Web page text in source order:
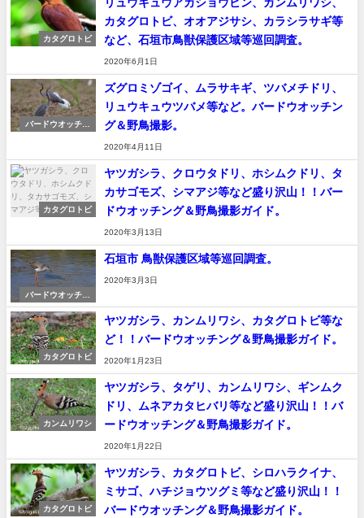
カタグロトビ
リュウキュウアカショウビン、カンムリワシ、
カタグロトビ、オオアジサシ、カラシラサギ等
など、石垣市鳥獣保護区域等巡回調査。
2020年6月1日
バードウオッチン
ズグロミゾゴイ、ムラサキギ、ツバメチドリ、
リュウキュウツバメ等など。バードウオッチン
グ＆野鳥撮影。
2020年4月11日
カタグロトビ
ヤツガシラ、クロウタドリ、ホシムクドリ、タ
カサゴモズ、シマアジ等など盛り沢山！！バー
ドウオッチング＆野鳥撮影ガイド。
2020年3月13日
バードウオッチン
グ＆野鳥撮影
石垣市 鳥獣保護区域等巡回調査。
2020年3月3日
カタグロトビ
ヤツガシラ、カンムリワシ、カタグロトビ等な
ど！！バードウオッチング＆野鳥撮影ガイド。
2020年1月23日
カンムリワシ
ヤツガシラ、タゲリ、カンムリワシ、ギンムク
ドリ、ムネアカタヒバリ等など盛り沢山！！バ
ードウオッチング＆野鳥撮影ガイド。
2020年1月22日
カタグロトビ
ヤツガシラ、カタグロトビ、シロハラクイナ、
ミサゴ、ハチジョウツグミ等など盛り沢山！！
バードウオッチング＆野鳥撮影ガイド。